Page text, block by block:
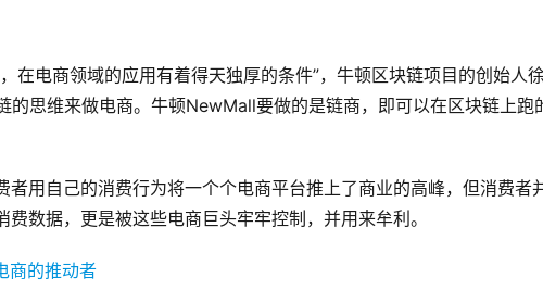
在电商领域的应用有着得天独厚的条件”，牛顿区块链项目的创始人
的思维来做电商。牛顿NewMall要做的是链商，即可以在区块链上跑
用自己的消费行为将一个个电商平台推上了商业的高峰，但消费者
数据，更是被这些电商巨头牢牢控制，并用来牟利。